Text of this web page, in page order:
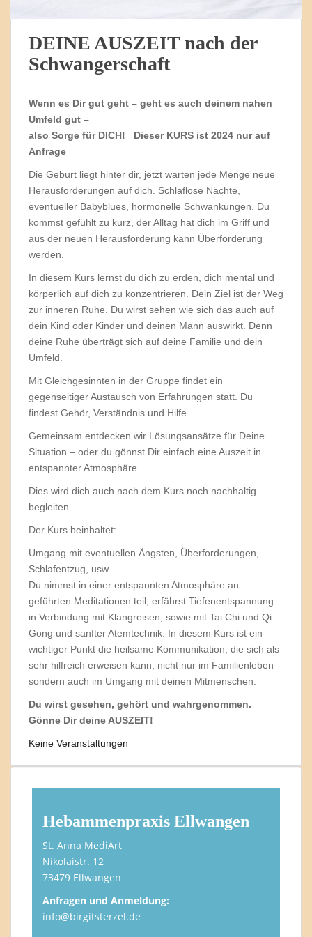
DEINE AUSZEIT nach der
Schwangerschaft
Wenn es Dir gut geht – geht es auch deinem nahen
Umfeld gut –
also Sorge für DICH! Dieser KURS ist 2024 nur auf
Anfrage
Die Geburt liegt hinter dir, jetzt warten jede Menge neue
Herausforderungen auf dich. Schlaflose Nächte,
eventueller Babyblues, hormonelle Schwankungen. Du
kommst gefühlt zu kurz, der Alltag hat dich im Griff und
aus der neuen Herausforderung kann Überforderung
werden.
In diesem Kurs lernst du dich zu erden, dich mental und
körperlich auf dich zu konzentrieren. Dein Ziel ist der Weg
zur inneren Ruhe. Du wirst sehen wie sich das auch auf
dein Kind oder Kinder und deinen Mann auswirkt. Denn
deine Ruhe überträgt sich auf deine Familie und dein
Umfeld.
Mit Gleichgesinnten in der Gruppe findet ein
gegenseitiger Austausch von Erfahrungen statt. Du
findest Gehör, Verständnis und Hilfe.
Gemeinsam entdecken wir Lösungsansätze für Deine
Situation – oder du gönnst Dir einfach eine Auszeit in
entspannter Atmosphäre.
Dies wird dich auch nach dem Kurs noch nachhaltig
begleiten.
Der Kurs beinhaltet:
Umgang mit eventuellen Ängsten, Überforderungen,
Schlafentzug, usw.
Du nimmst in einer entspannten Atmosphäre an
geführten Meditationen teil, erfährst Tiefenentspannung
in Verbindung mit Klangreisen, sowie mit Tai Chi und Qi
Gong und sanfter Atemtechnik. In diesem Kurs ist ein
wichtiger Punkt die heilsame Kommunikation, die sich als
sehr hilfreich erweisen kann, nicht nur im Familienleben
sondern auch im Umgang mit deinen Mitmenschen.
Du wirst gesehen, gehört und wahrgenommen.
Gönne Dir deine AUSZEIT!
Keine Veranstaltungen
Hebammenpraxis Ellwangen
St. Anna MediArt
Nikolaistr. 12
73479 Ellwangen
Anfragen und Anmeldung:
info@birgitsterzel.de